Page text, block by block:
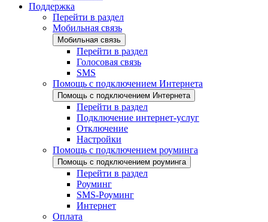
Поддержка
Перейти в раздел
Мобильная связь
Мобильная связь
Перейти в раздел
Голосовая связь
SMS
Помощь с подключением Интернета
Помощь с подключением Интернета
Перейти в раздел
Подключение интернет-услуг
Отключение
Настройки
Помощь с подключением роуминга
Помощь с подключением роуминга
Перейти в раздел
Роуминг
SMS-Роуминг
Интернет
Оплата